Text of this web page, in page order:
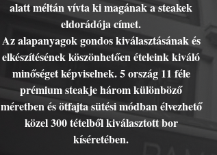
alatt méltán vívta ki magának a steakek
eldorádója címet.
Az alapanyagok gondos kiválasztásának és
elkészítésének köszönhetően ételeink kiváló
minőséget képviselnek. 5 ország 11 féle
prémium steakje három különböző
méretben és ötfajta sütési módban élvezhető
közel 300 tételből kiválasztott bor
kíséretében.